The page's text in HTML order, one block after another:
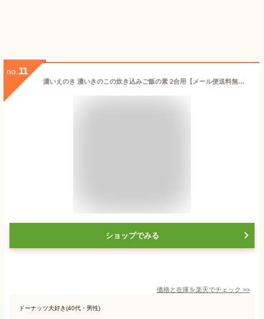
no. 11
濃いえのき 濃いきのこの炊き込みご飯の素 2合用【メール便送料無料】乾燥えのき 三笠きのこ 鹿児島 阿久根 エノキタケ キノコ 無添加 炊込み きのこご飯 国産【後払い不可】
ショップでみる
価格と在庫を楽天でチェック >>
ドーナッツ大好き(40代・男性)